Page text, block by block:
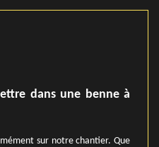
dans une benne à
sur notre chantier. Que